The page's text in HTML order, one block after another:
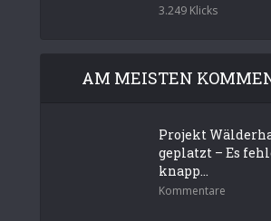
3.249 Klicks
AM MEISTEN
Projekt
geplatzt – Es
knapp...
Kommentare